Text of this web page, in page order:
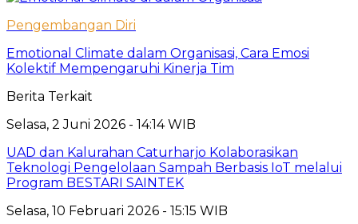
Pengembangan Diri
Emotional Climate dalam Organisasi, Cara Emosi
Kolektif Mempengaruhi Kinerja Tim
Berita Terkait
Selasa, 2 Juni 2026 - 14:14 WIB
UAD dan Kalurahan Caturharjo Kolaborasikan
Teknologi Pengelolaan Sampah Berbasis IoT melalui
Program BESTARI SAINTEK
Selasa, 10 Februari 2026 - 15:15 WIB